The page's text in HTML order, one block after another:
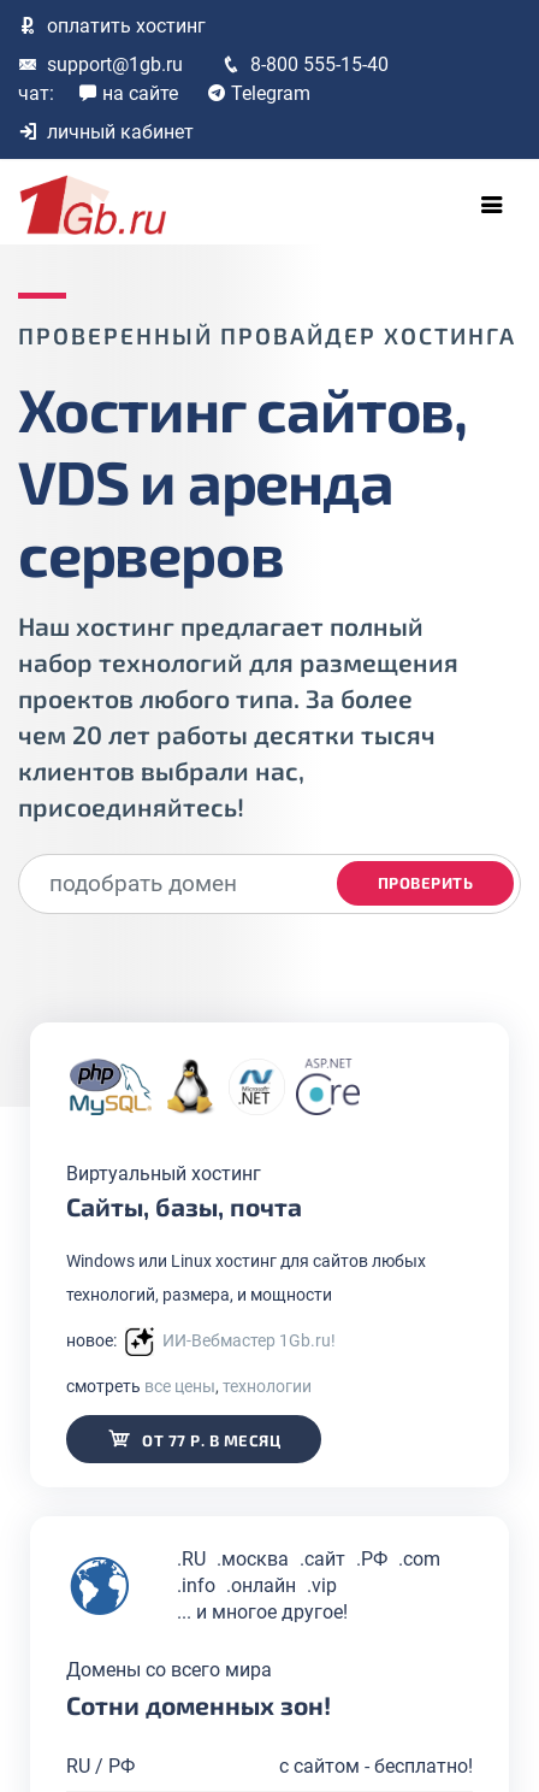
оплатить хостинг
support@1gb.ru
8-800 555-15-40
чат:
на сайте
Telegram
личный кабинет
ПРОВЕРЕННЫЙ ПРОВАЙДЕР ХОСТИНГА
Хостинг сайтов,
VDS и аренда
серверов
Наш хостинг предлагает полный
набор технологий для размещения
проектов любого типа. За более
чем 20 лет работы десятки тысяч
клиентов выбрали нас,
присоединяйтесь!
ПРОВЕРИТЬ
Виртуальный хостинг
Сайты, базы, почта
Windows или Linux хостинг для сайтов любых
технологий, размера, и мощности
новое: ИИ-Вебмастер 1Gb.ru!
смотреть все цены, технологии
ОТ 77 Р. В МЕСЯЦ
.RU .москва .сайт .РФ .com
.info .онлайн .vip
... и многое другое!
Домены со всего мира
Сотни доменных зон!
RU / РФ с сайтом - бесплатно!